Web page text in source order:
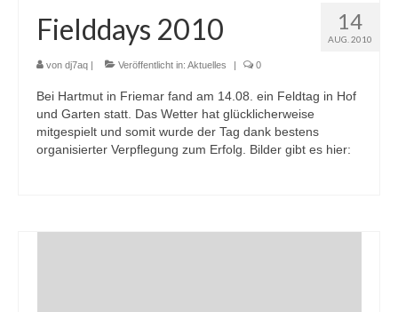
14
AUG. 2010
Fielddays 2010
von dj7aq | Veröffentlicht in: Aktuelles | 0
Bei Hartmut in Friemar fand am 14.08. ein Feldtag in Hof
und Garten statt. Das Wetter hat glücklicherweise
mitgespielt und somit wurde der Tag dank bestens
organisierter Verpflegung zum Erfolg. Bilder gibt es hier: